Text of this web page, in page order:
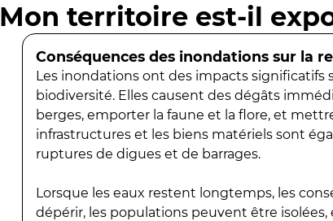
Mon territoire est-il
Conséquences des inondations sur la
Les inondations ont des impacts
biodiversité. Elles causent des dégâts
berges, emporter la faune et la flore, et
infrastructures et les biens matériels sont
ruptures de digues et de barrages.
Lorsque les eaux restent longtemps, les
dépérir, les populations peuvent être